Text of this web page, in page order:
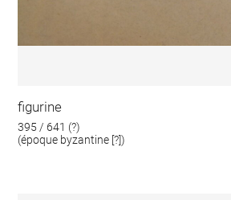
figurine
395 / 641 (?)
(époque byzantine [?])